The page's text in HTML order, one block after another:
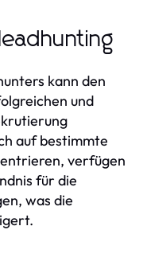
kann den
und
auf bestimmte
verfügen
für die
was die